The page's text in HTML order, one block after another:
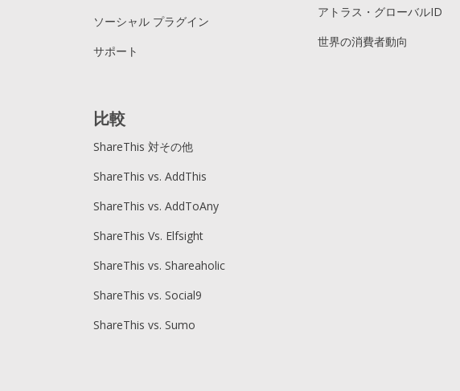
ソーシャル プラグイン
サポート
アトラス・グローバルID
世界の消費者動向
比較
ShareThis 対その他
ShareThis vs. AddThis
ShareThis vs. AddToAny
ShareThis Vs. Elfsight
ShareThis vs. Shareaholic
ShareThis vs. Social9
ShareThis vs. Sumo